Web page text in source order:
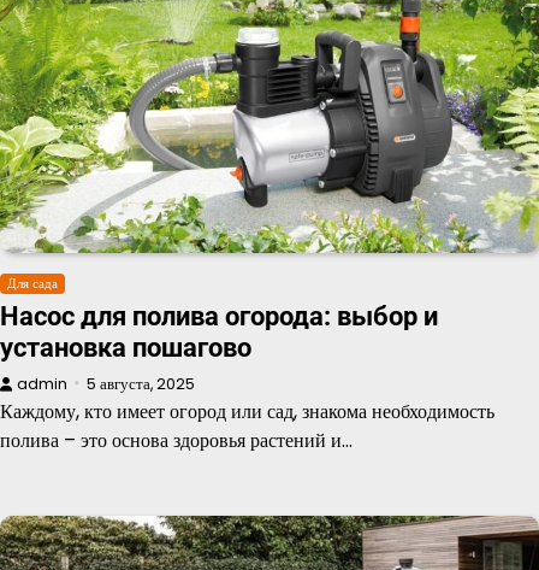
Для сада
Насос для полива огорода: выбор и
установка пошагово
admin 5 августа, 2025
Каждому, кто имеет огород или сад, знакома необходимость
полива – это основа здоровья растений и…